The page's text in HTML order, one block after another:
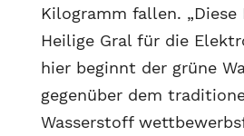
Kilogramm fallen.
Heilige Gral für die
hier beginnt der grüne
gegenüber dem
Wasserstoff